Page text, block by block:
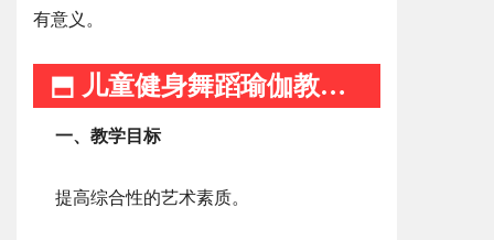
有意义。
⬒ 儿童健身舞蹈瑜伽教学计划 ⬒
一、教学目标
提高综合性的艺术素质。